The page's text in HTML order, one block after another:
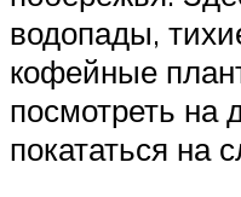
водопады,
кофейные
посмотреть на
покататься на